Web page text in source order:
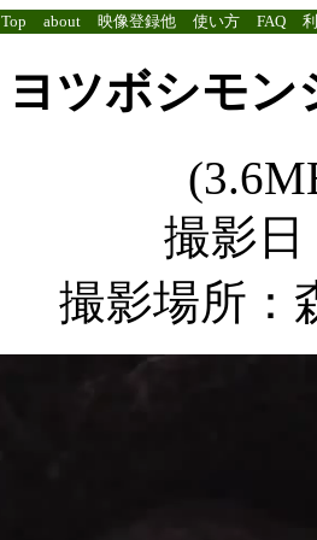
Top about 映像登録他 使い方 FAQ
ヨツボシモン
撮影日
撮影場所：